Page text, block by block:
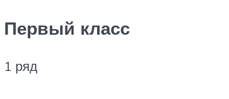
Первый класс
1 ряд